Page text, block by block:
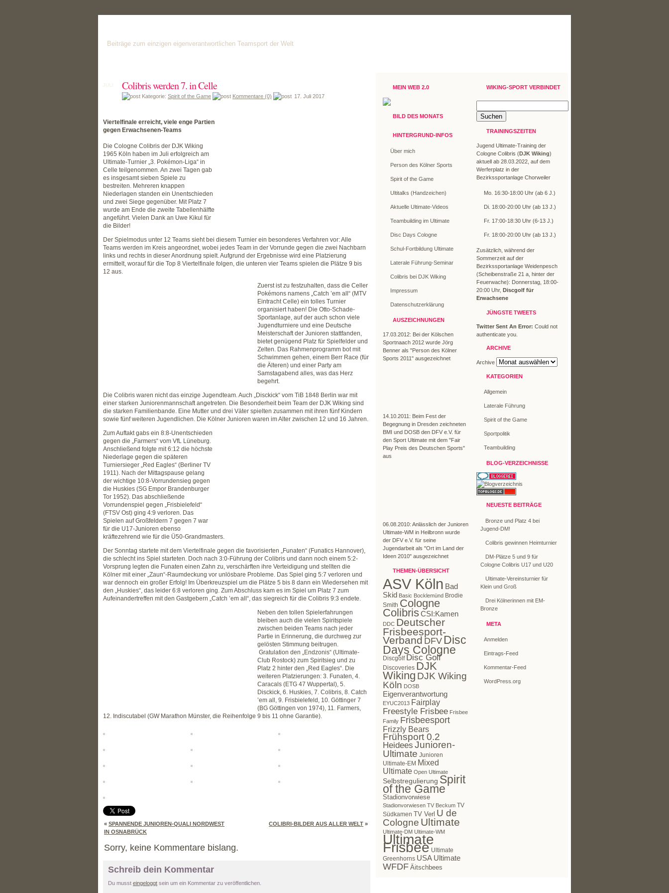
Beiträge zum einzigen eigenverantwortlichen Teamsport der Welt
Colibris werden 7. in Celle
Kategorie: Spirit of the Game Kommentare (0) 17. Juli 2017
Viertelfinale erreicht, viele enge Partien
gegen Erwachsenen-Teams
Die Cologne Colibris der DJK Wiking
1965 Köln haben im Juli erfolgreich am
Ultimate-Turnier „3. Pokémon-Liga“ in
Celle teilgenommen. An zwei Tagen gab
es insgesamt sieben Spiele zu
bestreiten. Mehreren knappen
Niederlagen standen ein Unentschieden
und zwei Siege gegenüber. Mit Platz 7
wurde am Ende die zweite Tabellenhälfte
angeführt. Vielen Dank an Uwe Kikul für
die Bilder!
Der Spielmodus unter 12 Teams sieht bei diesem Turnier ein besonderes Verfahren vor: Alle
Teams werden im Kreis angeordnet, wobei jedes Team in der Vorrunde gegen die zwei Nachbarn
links und rechts in dieser Anordnung spielt. Aufgrund der Ergebnisse wird eine Platzierung
ermittelt, worauf für die Top 8 Viertelfinale folgen, die unteren vier Teams spielen die Plätze 9 bis
12 aus.
Zuerst ist zu festzuhalten, dass die Celler
Pokémons namens „Catch ’em all“ (MTV
Eintracht Celle) ein tolles Turnier
organisiert haben! Die Otto-Schade-
Sportanlage, auf der auch schon viele
Jugendturniere und eine Deutsche
Meisterschaft der Junioren stattfanden,
bietet genügend Platz für Spielfelder und
Zelten. Das Rahmenprogramm bot mit
Schwimmen gehen, einem Berr Race (für
die Älteren) und einer Party am
Samstagabend alles, was das Herz
begehrt.
Die Colibris waren nicht das einzige Jugendteam. Auch „Disckick“ vom TiB 1848 Berlin war mit
einer starken Juniorenmannschaft angetreten. Die Besonderheit beim Team der DJK Wiking sind
die starken Familienbande. Eine Mutter und drei Väter spielten zusammen mit ihren fünf Kindern
sowie fünf weiteren Jugendlichen. Die Kölner Junioren waren im Alter zwischen 12 und 16 Jahren.
Zum Auftakt gabs ein 8:8-Unentschieden
gegen die „Farmers“ vom VfL Lüneburg.
Anschließend folgte mit 6:12 die höchste
Niederlage gegen die späteren
Turniersieger „Red Eagles“ (Berliner TV
1911). Nach der Mittagspause gelang
der wichtige 10:8-Vorrundensieg gegen
die Huskies (SG Empor Brandenburger
Tor 1952). Das abschließende
Vorrundenspiel gegen „Frisbielefeld“
(FTSV Ost) ging 4:9 verloren. Das
Spielen auf Großfeldern 7 gegen 7 war
für die U17-Junioren ebenso
kräftezehrend wie für die Ü50-Grandmasters.
Der Sonntag startete mit dem Viertelfinale gegen die favorisierten „Funaten“ (Funatics Hannover),
die schlecht ins Spiel starteten. Doch nach 3:0-Führung der Colibris und dann noch einem 5:2-
Vorsprung legten die Funaten einen Zahn zu, verschärften ihre Verteidigung und stellten die
Kölner mit einer „Zaun“-Raumdeckung vor unlösbare Probleme. Das Spiel ging 5:7 verloren und
war dennoch ein großer Erfolg! Im Überkreuzspiel um die Plätze 5 bis 8 dann ein Wiedersehen mit
den „Huskies“, das leider 6:8 verloren ging. Zum Abschluss kam es im Spiel um Platz 7 zum
Aufeinandertreffen mit den Gastgebern „Catch ’em all“, das siegreich für die Colibris 9:3 endete.
Neben den tollen Spielerfahrungen
bleiben auch die vielen Spiritspiele
zwischen beiden Teams nach jeder
Partie in Erinnerung, die durchweg zur
gelösten Stimmung beitrugen.
Gratulation den „Endzonis“ (Ultimate-
Club Rostock) zum Spiritsieg und zu
Platz 2 hinter den „Red Eagles“. Die
weiteren Platzierungen: 3. Funaten, 4.
Caracals (ETG 47 Wuppertal), 5.
Disckick, 6. Huskies, 7. Colibris, 8. Catch
’em all, 9. Frisbielefeld, 10. Göttinger 7
(BG Göttingen von 1974), 11. Farmers,
12. Indiscutabel (GW Marathon Münster, die Reihenfolge 9 bis 11 ohne Garantie).
« SPANNENDE JUNIOREN-QUALI NORDWEST
IN OSNABRÜCK
COLIBRI-BILDER AUS ALLER WELT »
Sorry, keine Kommentare bislang.
Schreib dein Kommentar
Du musst eingeloggt sein um ein Kommentar zu veröffentlichen.
MEIN WEB 2.0
BILD DES MONATS
HINTERGRUND-INFOS
Über mich
Person des Kölner Sports
Spirit of the Game
Ultitalks (Handzeichen)
Aktuelle Ultimate-Videos
Teambuilding im Ultimate
Disc Days Cologne
Schul-Fortbildung Ultimate
Laterale Führung-Seminar
Colibris bei DJK Wiking
Impressum
Datenschutzerklärung
AUSZEICHNUNGEN
17.03.2012: Bei der Kölschen
Sportnaach 2012 wurde Jörg
Benner als "Person des Kölner
Sports 2011" ausgezeichnet
14.10.2011: Beim Fest der
Begegnung in Dresden zeichneten
BMI und DOSB den DFV e.V. für
den Sport Ultimate mit dem "Fair
Play Preis des Deutschen Sports"
aus
06.08.2010: Anlässlich der Junioren
Ultimate-WM in Heilbronn wurde
der DFV e.V. für seine
Jugendarbeit als "Ort im Land der
Ideen 2010" ausgezeichnet
THEMEN-ÜBERSICHT
ASV Köln Bad
Skid Basic Bocklemünd Brodie
Smith Cologne
ColibrisCSI:Kamen
DDC Deutscher
Frisbeesport-
Verband DFV Disc
Days Cologne
Discgolf Disc Golf
Discoveries DJK
Wiking DJK Wiking
Köln DOSB
Eigenverantwortung
EYUC2013 Fairplay
Freestyle Frisbee Frisbee
Family Frisbeesport
Frizzly Bears
Frühsport 0.2
Heidees Junioren-
Ultimate Junioren
Ultimate-EM Mixed
Ultimate Open Ultimate
Selbstregulierung Spirit
of the Game
Stadionvorwiese
Stadionvorwiesen TV Beckum TV
Südkamen TV Verl U de
Cologne Ultimate
Ultimate-DM Ultimate-WM
Ultimate
Frisbee Ultimate
Greenhorns USA Ultimate
WFDF Äitschbees
WIKING-SPORT VERBINDET
TRAININGSZEITEN
Jugend Ultimate-Training der
Cologne Colibris (DJK Wiking)
aktuell ab 28.03.2022, auf dem
Werferplatz in der
Bezirkssportanlage Chorweiler
Mo. 16:30-18:00 Uhr (ab 6 J.)
Di. 18:00-20:00 Uhr (ab 13 J.)
Fr. 17:00-18:30 Uhr (6-13 J.)
Fr. 18:00-20:00 Uhr (ab 13 J.)
Zusätzlich, während der
Sommerzeit auf der
Bezirkssportanlage Weidenpesch
(Scheibenstraße 21 a, hinter der
Feuerwache): Donnerstag, 18:00-
20:00 Uhr, Discgolf für
Erwachsene
JÜNGSTE TWEETS
Twitter Sent An Error: Could not
authenticate you.
ARCHIVE
Archive
KATEGORIEN
Allgemein
Laterale Führung
Spirit of the Game
Sportpolitik
Teambuilding
BLOG-VERZEICHNISSE
NEUESTE BEITRÄGE
Bronze und Platz 4 bei
Jugend-DM!
Colibris gewinnen Heimturnier
DM-Plätze 5 und 9 für
Cologne Colibris U17 und U20
Ultimate-Vereinsturnier für
Klein und Groß
Drei Kölnerinnen mit EM-
Bronze
META
Anmelden
Eintrags-Feed
Kommentar-Feed
WordPress.org